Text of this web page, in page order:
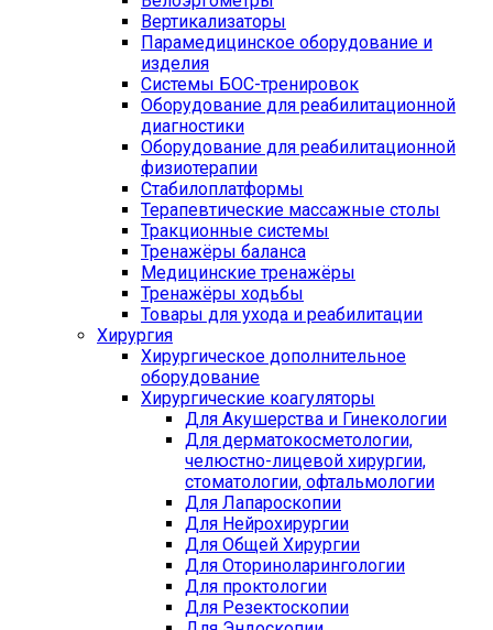
Вертикализаторы
Парамедицинское оборудование и
изделия
Системы БОС-тренировок
Оборудование для реабилитационной
диагностики
Оборудование для реабилитационной
физиотерапии
Стабилоплатформы
Терапевтические массажные столы
Тракционные системы
Тренажёры баланса
Медицинские тренажёры
Тренажёры ходьбы
Товары для ухода и реабилитации
Хирургия
Хирургическое дополнительное
оборудование
Хирургические коагуляторы
Для Акушерства и Гинекологии
Для дерматокосметологии,
челюстно-лицевой хирургии,
стоматологии, офтальмологии
Для Лапароскопии
Для Нейрохирургии
Для Общей Хирургии
Для Оториноларингологии
Для проктологии
Для Резектоскопии